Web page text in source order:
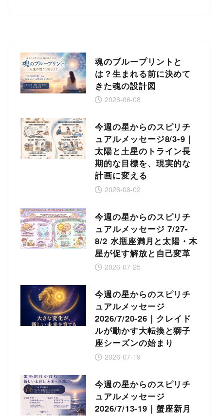
魂のブループリントと
は？生まれる前に決めて
きた魂の設計図
2026-06-08
今週の星からのスピリチ
ュアルメッセージ8/3-9｜
太陽と土星のトライン長
期的な目標を、現実的な
計画に変える
2026-08-02
今週の星からのスピリチ
ュアルメッセージ 7/27-
8/2 水瓶座満月と太陽・木
星が促す解放と自己変革
2026-07-25
今週の星からのスピリチ
ュアルメッセージ
2026/7/20-26｜クレイド
ルが動かす大転換と獅子
座シーズンの始まり
2026-07-19
今週の星からのスピリチ
ュアルメッセージ
2026/7/13-19｜蟹座新月